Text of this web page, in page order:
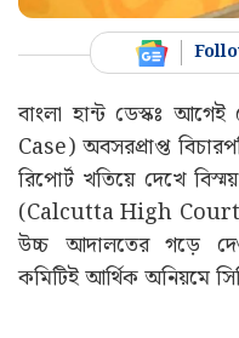
বাংলা হান্ট ডেস্কঃ
Case) অবসরপ্রাপ্ত
রিপোর্ট খতিয়ে দেখে
(Calcutta High Court)।
উচ্চ আদালতের গড়ে
কমিটিই আর্থিক অনিয়মে